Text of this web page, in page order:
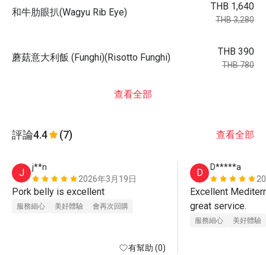
和牛肋眼扒(Wagyu Rib Eye)
THB 1,640
THB 3,280
蘑菇意大利飯 (Funghi)(Risotto Funghi)
THB 390
THB 780
查看全部
評論4.4 (7) 查看全部
J
j**n
2026年3月19日
服務細心 美好體驗 會再次回購
有幫助 (0)
D
D*****a
Excellent
great service.
服務細心 美好體驗